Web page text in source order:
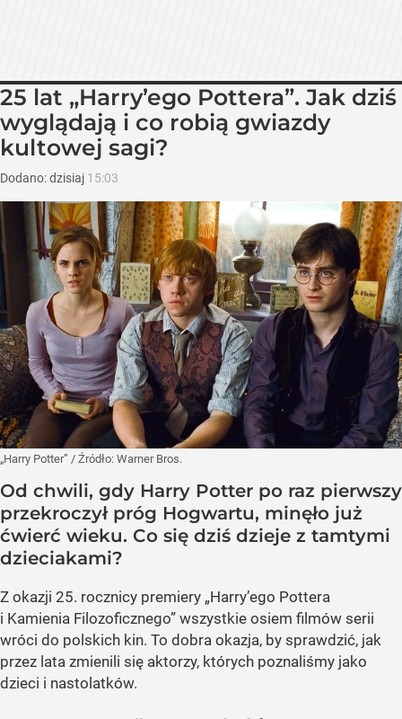
25 lat „Harry’ego Pottera”. Jak dziś
wyglądają i co robią gwiazdy
kultowej sagi?
Dodano:dzisiaj 15:03
„Harry Potter” / Źródło: Warner Bros.
Od chwili, gdy Harry Potter po raz pierwszy
przekroczył próg Hogwartu, minęło już
ćwierć wieku. Co się dziś dzieje z tamtymi
dzieciakami?
Z okazji 25. rocznicy premiery „Harry’ego Pottera
i Kamienia Filozoficznego” wszystkie osiem filmów serii
wróci do polskich kin. To dobra okazja, by sprawdzić, jak
przez lata zmienili się aktorzy, których poznaliśmy jako
dzieci i nastolatków.